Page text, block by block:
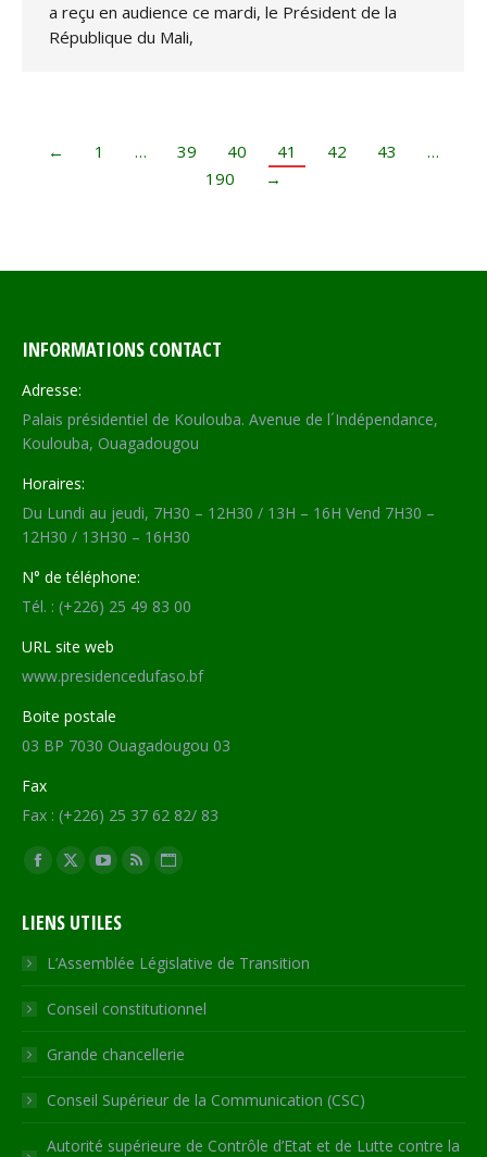
a reçu en audience ce mardi, le Président de la
République du Mali,
← 1 … 39 40 41 42 43
…
190
→
INFORMATIONS CONTACT
Adresse:
Palais présidentiel de Koulouba. Avenue de l´Indépendance,
Koulouba, Ouagadougou
Horaires:
Du Lundi au jeudi, 7H30 – 12H30 / 13H – 16H Vend 7H30 –
12H30 / 13H30 – 16H30
N° de téléphone:
Tél. : (+226) 25 49 83 00
URL site web
www.presidencedufaso.bf
Boite postale
03 BP 7030 Ouagadougou 03
Fax
Fax : (+226) 25 37 62 82/ 83
Trouvez nous sur :
Facebook
opens
in
new
window
X
opens
in
new
window
YouTube
opens
in
new
window
RSS
in
new
window
Site
opens
in
new
LIENS UTILES
L’Assemblée Législative de Transition
Conseil constitutionnel
Grande chancellerie
Conseil Supérieur de la Communication (CSC)
Autorité supérieure de Contrôle d’Etat et de Lutte contre la